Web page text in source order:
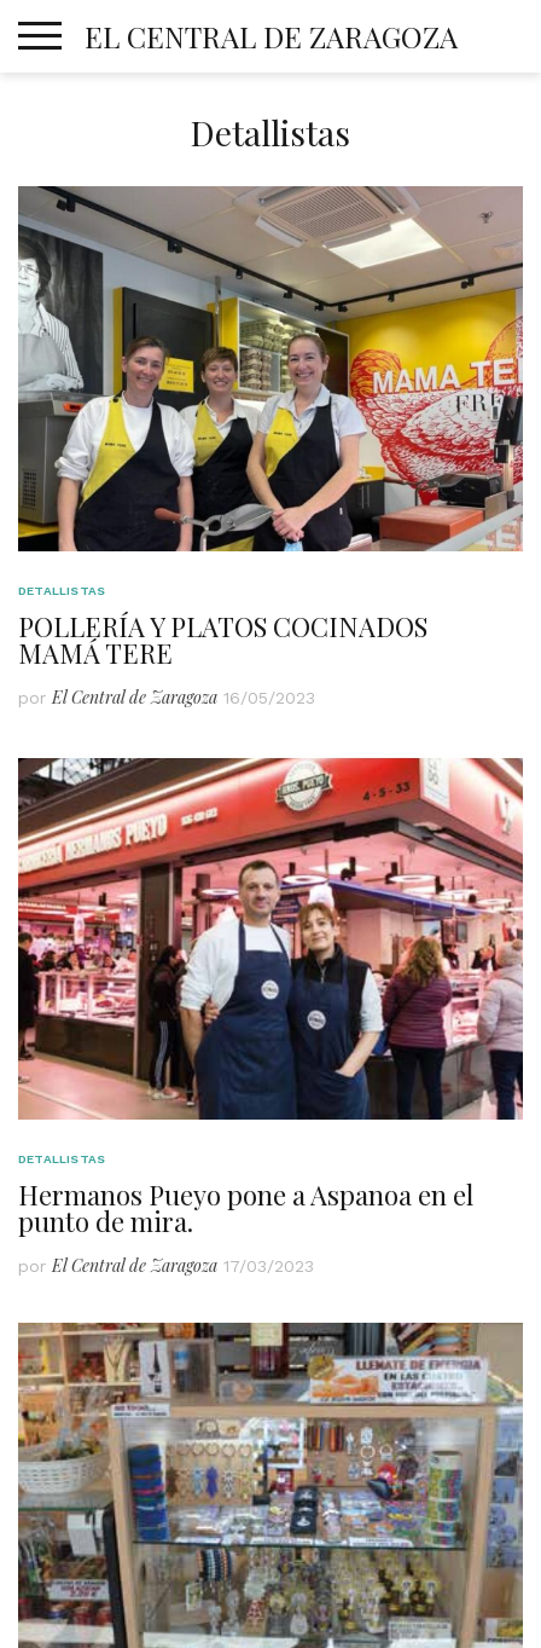
EL CENTRAL DE ZARAGOZA
Detallistas
DETALLISTAS
POLLERÍA Y PLATOS COCINADOS
MAMÁ TERE
por El Central de Zaragoza 16/05/2023
DETALLISTAS
Hermanos Pueyo pone a Aspanoa en el
punto de mira.
por El Central de Zaragoza 17/03/2023